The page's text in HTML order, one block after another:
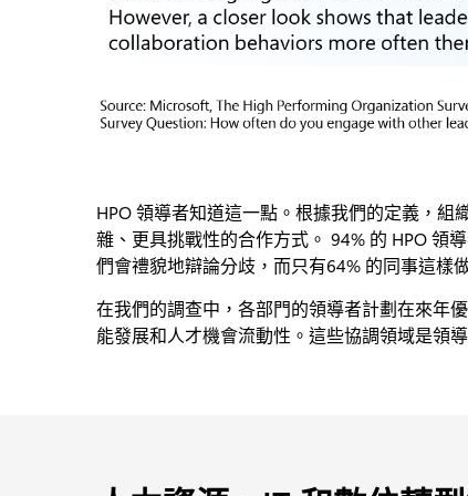
HPO 領導者知道這一點。根據我們的定義，
雜、更具挑戰性的合作方式。 94% 的 HPO 領
們會禮貌地辯論分歧，而只有64% 的同事這樣
在我們的調查中，各部門的領導者計劃在來年
能發展和人才機會流動性。這些協調領域是領